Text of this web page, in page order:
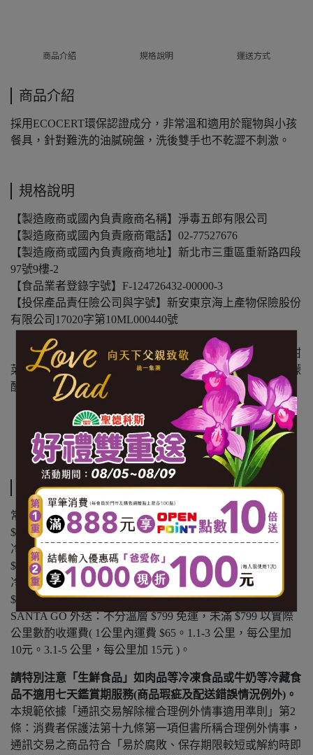
商品介紹 規格說明 運送方式
商品介紹
採用ECOCERT環保認證成分，非常溫和適用於寵物與小孩
餐具，針對難洗的油膩碗盤，洗後雙手也不乾澀不刺激。
規格說明
【製造廠商或國內負責廠商名稱】淨毒五郎有限公司
【製造廠商或國內負責廠商電話】02-77527676
【製造廠商或國內負責廠商地址】新北市三重區重新路四段
97號9樓-2
【食品業者登錄字號】F-124726432-00000-3
【投保產品責任險公司與字號】新安東京海上產物保險股份
有限公司17020字第10ML000440號
【食物過敏原標示】-
【內容物成分】水、椰油兩性二乙酸二鈉、椰油酰胺丙基甜
菜鹼、癸基葡萄糖苷、南瓜酵素、蘆薈萃取液、甘油、檸檬
酸、氯化鈉、山梨酸鉀、苯甲酸鈉
【內容量(重量)】1000ml/瓶
【保存期限(總效期)】1080天
【原產地(國)】台灣
運送方式
常溫商品：黑貓常溫宅配 $1200 免運，未滿 $1200 酌收
$100 運費。
冷凍商品：黑貓冷凍宅配 $1500 免運，未滿 $1500 酌收
$150 運費。
冷藏商品：黑貓冷藏宅配 $1500 免運，未滿 $1500 酌收
$150 運費。
SANTA GO 外送：不分溫層 $799 免運，未滿 $799 以實際
公里數酌收運費( 1公里內運費 $65。1.1-3 公里，每公里加
10元。3.1-5 公里，每公里加 15元 )。
請特別注意「生鮮食品」如肉品等冷凍食品或牛奶等冷藏食
品不適用七天鑑賞期服務(商品瑕疵及配送錯誤情況例外)。
本規範依據「通訊交易解除權合理例外情事適用準則」第2
條：消費者保護法第十九條第一項但書所稱合理例外情事，
通訊交易之商品符合「易於腐敗、保存期限較短或解約時即